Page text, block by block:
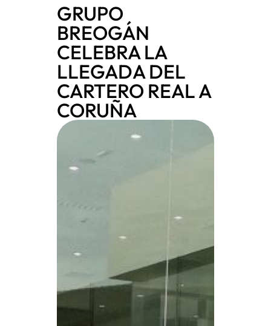
GRUPO
BREOGÁN
CELEBRA LA
LLEGADA DEL
CARTERO REAL A
CORUÑA